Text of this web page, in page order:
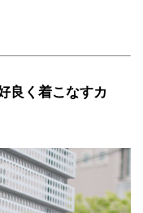
良く着こなすカ